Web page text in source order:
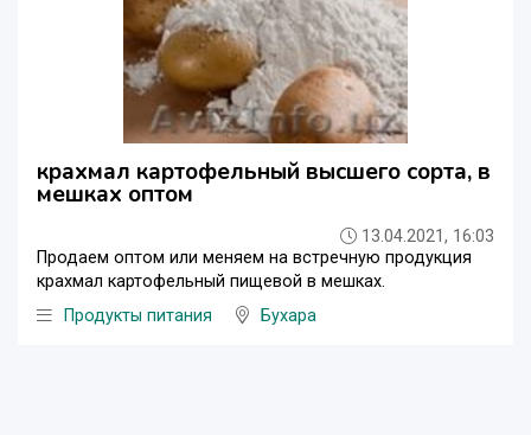
крахмал картофельный высшего сорта, в
мешках оптом
13.04.2021, 16:03
Продаем оптом или меняем на встречную продукция
крахмал картофельный пищевой в мешках.
Продукты питания
Бухара